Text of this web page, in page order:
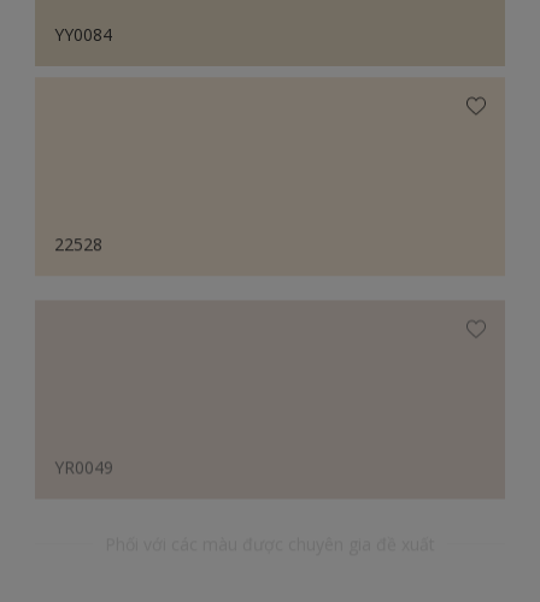
YY0084
22528